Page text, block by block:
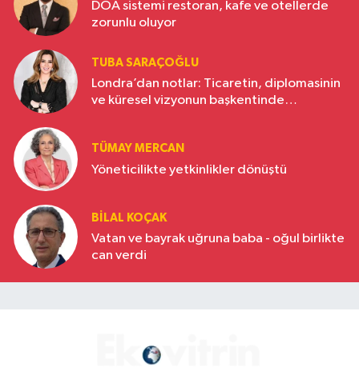
DOA sistemi restoran, kafe ve otellerde
zorunlu oluyor
TUBA SARAÇOĞLU
Londra’dan notlar: Ticaretin, diplomasinin
ve küresel vizyonun başkentinde
TÜMAY MERCAN
Yöneticilikte yetkinlikler dönüştü
BILAL KOÇAK
Vatan ve bayrak uğruna baba - oğul birlikte
can verdi